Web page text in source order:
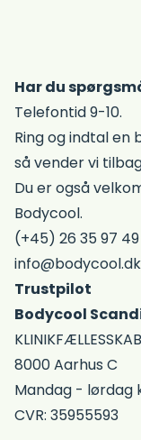
Har du
Telefontid 9-10.
Ring og indtal en
så vender vi
Du er også
Bodycool.
(+45) 26 35 97 49
info@bodycool.dk
Trustpilot
Bodycool
8000 Aarhus C
Mandag - lørdag
CVR: 35955593